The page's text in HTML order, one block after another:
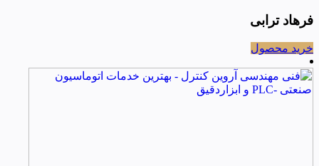
فرهاد ترابی
خرید محصول